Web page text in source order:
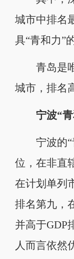
城市中排名
具“青和力”
青岛是唯
城市，排名
宁波“
宁波的“
位，在非直
在计划单列
排名第九，
并高于GDP
人而言依然